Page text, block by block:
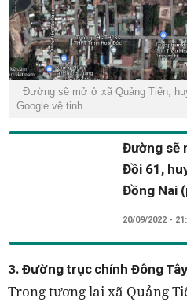
Đường sẽ mở ở xã Quảng Tiến,
Google vệ tinh.
Đường sẽ
Đồi 61,
Đồng Nai
20/09/2022 -
3. Đường trục chính Đông Tây
Trong tương lai xã Quảng